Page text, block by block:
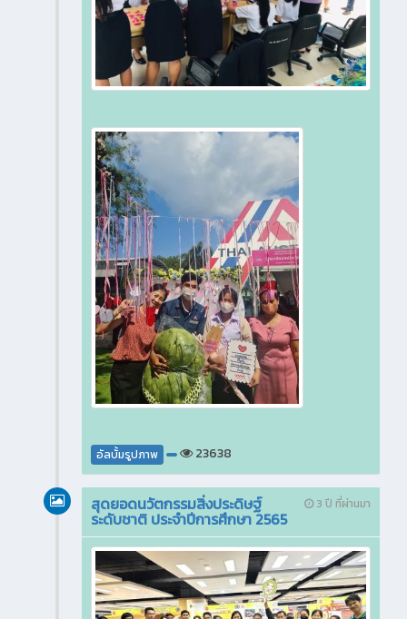
อัลบั้มรูปภาพ 23638
3 ปี ที่ผ่านมา
สุดยอดนวัตกรรมสิ่งประดิษฐ์
ระดับชาติ ประจำปีการศึกษา 2565